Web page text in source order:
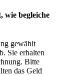
wie begleiche
gewählt
Sie erhalten
Bitte
das Geld